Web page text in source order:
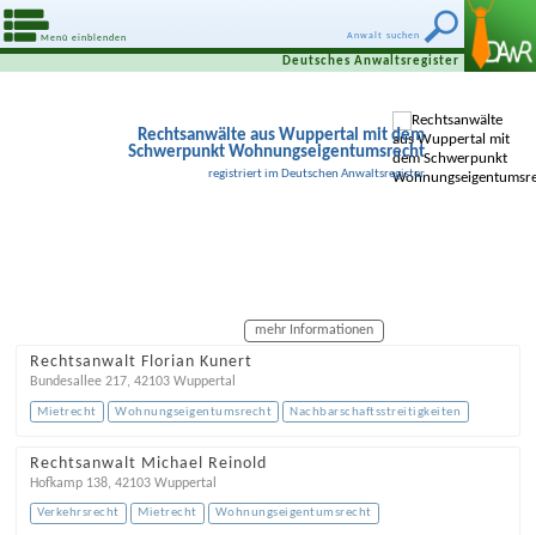
Anwalt suchen
Menü einblenden
Deutsches Anwaltsregister
Rechtsanwälte aus Wuppertal mit dem
Schwerpunkt Wohnungseigentumsrecht
registriert im Deutschen Anwaltsregister
mehr Informationen
Rechtsanwalt Florian Kunert
Bundesallee 217, 42103 Wuppertal
Mietrecht Wohnungseigentumsrecht Nachbarschaftsstreitigkeiten
Rechtsanwalt Michael Reinold
Hofkamp 138, 42103 Wuppertal
Verkehrsrecht Mietrecht Wohnungseigentumsrecht